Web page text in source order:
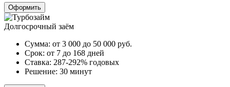
Оформить
Долгосрочный заём
Сумма: от 3 000 до 50 000 руб.
Срок: от 7 до 168 дней
Ставка: 287-292% годовых
Решение: 30 минут